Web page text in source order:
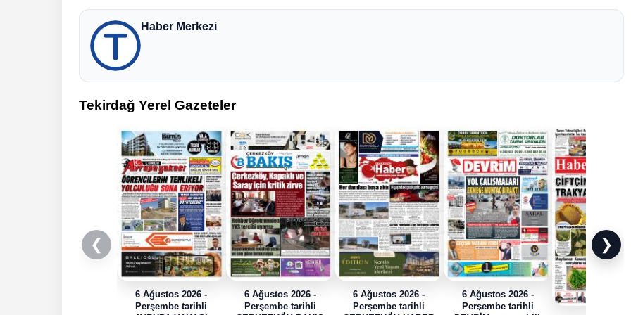
Haber Merkezi
Tekirdağ Yerel Gazeteler
❮
6 Ağustos 2026 -
Perşembe tarihli
6 Ağustos 2026 -
Perşembe tarihli
6 Ağustos 2026 -
Perşembe tarihli
6 Ağustos 2026 -
Perşembe tarihli
❯